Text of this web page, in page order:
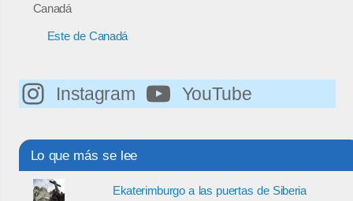
Canadá
Este de Canadá
Instagram YouTube
Lo que más se lee
Ekaterimburgo a las puertas de Siberia